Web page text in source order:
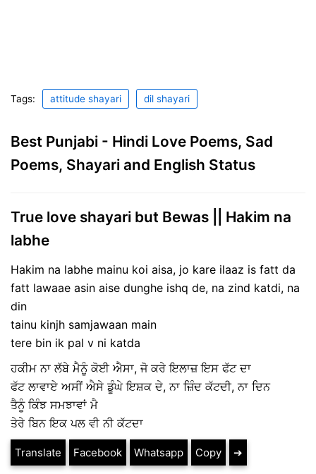
Tags: attitude shayari dil shayari
Best Punjabi - Hindi Love Poems, Sad
Poems, Shayari and English Status
True love shayari but Bewas || Hakim na
labhe
Hakim na labhe mainu koi aisa, jo kare ilaaz is fatt da
fatt lawaae asin aise dunghe ishq de, na zind katdi, na
din
tainu kinjh samjawaan main
tere bin ik pal v ni katda
ਹਕੀਮ ਨਾ ਲੱਬੇ ਮੈਨੂੰ ਕੋਈ ਐਸਾ, ਜੋ ਕਰੇ ਇਲਾਜ਼ ਇਸ ਫੱਟ ਦਾ
ਫੱਟ ਲਾਵਾਏ ਅਸੀਂ ਐਸੇ ਡੂੰਘੇ ਇਸ਼ਕ ਦੇ, ਨਾ ਜ਼ਿੰਦ ਕੱਟਦੀ, ਨਾ ਦਿਨ
ਤੈਨੂੰ ਕਿੰਝ ਸਮਝਾਵਾਂ ਮੈ
ਤੇਰੇ ਬਿਨ ਇਕ ਪਲ ਵੀ ਨੀ ਕੱਟਦਾ
Translate Facebook Whatsapp Copy ➔